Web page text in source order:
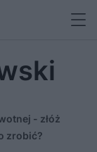
- złóż
zrobić?